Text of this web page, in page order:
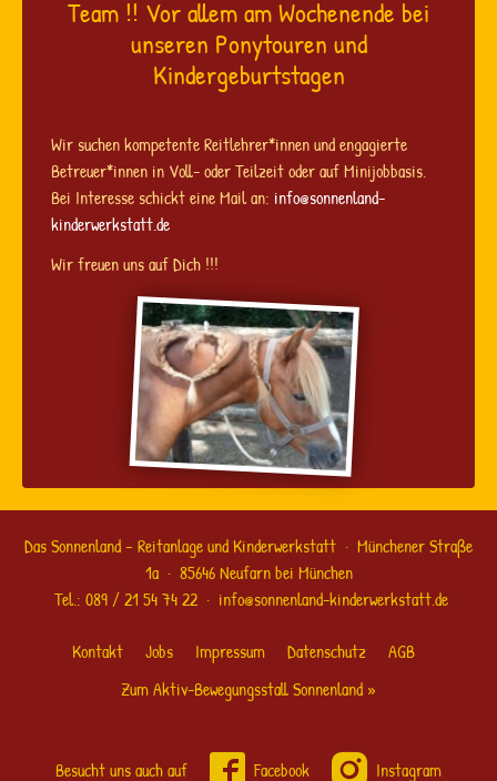
Team !! Vor allem am Wochenende bei
unseren Ponytouren und
Kindergeburtstagen
Wir suchen kompetente Reitlehrer*innen und engagierte
Betreuer*innen in Voll- oder Teilzeit oder auf Minijobbasis.
Bei Interesse schickt eine Mail an: info@sonnenland-
kinderwerkstatt.de
Wir freuen uns auf Dich !!!
Das Sonnenland – Reitanlage und Kinderwerkstatt · Münchener Straße
1a · 85646 Neufarn bei München
Tel.: 089 / 21 54 74 22· info@sonnenland-kinderwerkstatt.de
Kontakt Jobs Impressum Datenschutz
AGB
Zum Aktiv-Bewegungsstall Sonnenland »
Besucht uns auch auf Facebook Instagram